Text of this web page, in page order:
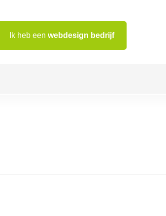
Ik heb een webdesign bedrijf